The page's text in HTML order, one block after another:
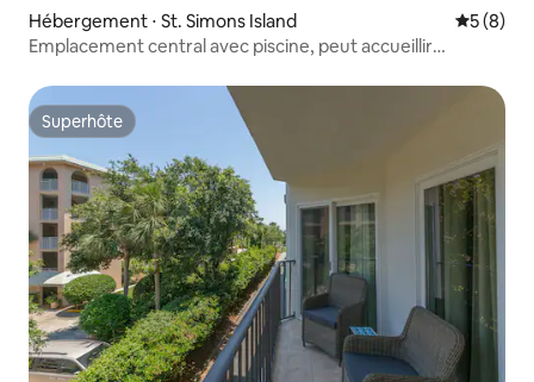
Hébergement ⋅ St. Simons Island
5 (8)
Emplacement central avec piscine, peut accueillir
Superhôte
Superhôte